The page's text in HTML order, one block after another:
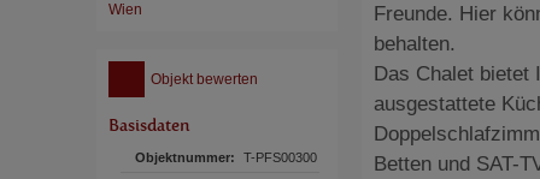
Wien
Objekt bewerten
Basisdaten
Objektnummer: T-PFS00300
Freunde. Hier
behalten.
Das Chalet bietet
ausgestattete
Betten und SAT-